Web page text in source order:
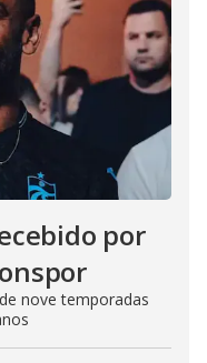
por
nove temporadas